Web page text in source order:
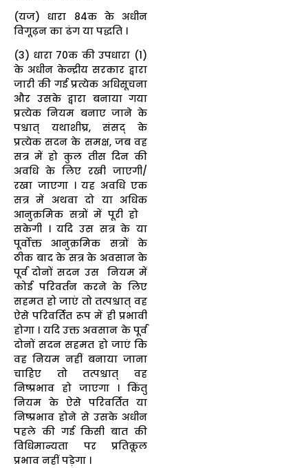
(यज) धारा 84क के अधीन
विगूढ़न का ढंग या पद्धति ।
(3) धारा 70क की उपधारा (1)
के अधीन केन्द्रीय सरकार द्वारा
जारी की गई प्रत्येक अधिसूचना
और उसके द्वारा बनाया गया
प्रत्येक नियम बनाए जाने के
पश्चात् यथाशीघ्र, संसद् के
प्रत्येक सदन के समक्ष, जब वह
सत्र में हो कुल तीस दिन की
अवधि के लिए रखी जाएगी/
रखा जाएगा । यह अवधि एक
सत्र में अथवा दो या अधिक
आनुक्रमिक सत्रों में पूरी हो
सकेगी । यदि उस सत्र के या
पूर्वोक्त आनुक्रमिक सत्रों के
ठीक बाद के सत्र के अवसान के
पूर्व दोनों सदन उस नियम में
कोई परिवर्तन करने के लिए
सहमत हो जाएं तो तत्पश्चात् वह
ऐसे परिवर्तित रूप में ही प्रभावी
होगा । यदि उक्त अवसान के पूर्व
दोनों सदन सहमत हो जाएं कि
वह नियम नहीं बनाया जाना
चाहिए तो तत्पश्चात् वह
निष्प्रभाव हो जाएगा । किंतु
नियम के ऐसे परिवर्तित या
निष्प्रभाव होने से उसके अधीन
पहले की गई किसी बात की
विधिमान्यता पर प्रतिकूल
प्रभाव नहीं पड़ेगा ।